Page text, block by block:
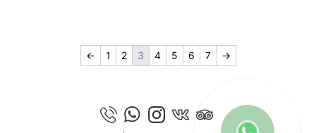
← 1 2 3 4 5 6 7 →